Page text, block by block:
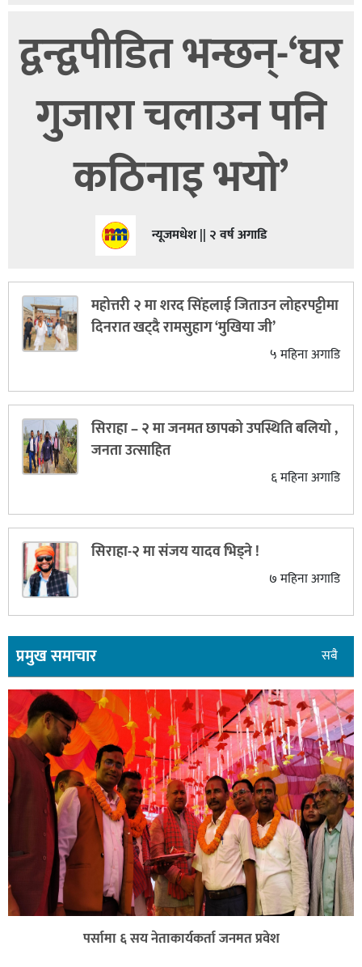
द्वन्द्वपीडित भन्छन्-‘घर
गुजारा चलाउन पनि
कठिनाइ भयो’
न्यूजमधेश || २ वर्ष अगाडि
महोत्तरी २ मा शरद सिंहलाई जिताउन लोहरपट्टीमा
दिनरात खट्दै रामसुहाग ‘मुखिया जी’
५ महिना अगाडि
सिराहा – २ मा जनमत छापको उपस्थिति बलियो ,
जनता उत्साहित
६ महिना अगाडि
सिराहा-२ मा संजय यादव भिड्ने !
७ महिना अगाडि
प्रमुख समाचार सबै
पर्सामा ६ सय नेताकार्यकर्ता जनमत प्रवेश